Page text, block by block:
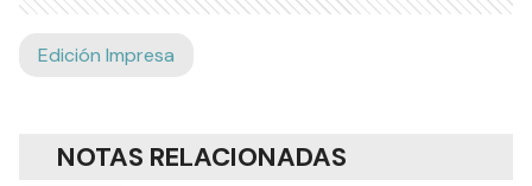
Edición Impresa
NOTAS RELACIONADAS